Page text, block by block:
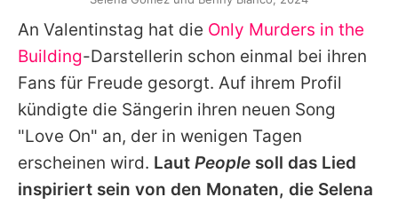
An Valentinstag hat die Only Murders in the
Building-Darstellerin schon einmal bei ihren
Fans für Freude gesorgt. Auf ihrem Profil
kündigte die Sängerin ihren neuen Song
"Love On" an, der in wenigen Tagen
erscheinen wird. Laut People soll das Lied
inspiriert sein von den Monaten, die Selena